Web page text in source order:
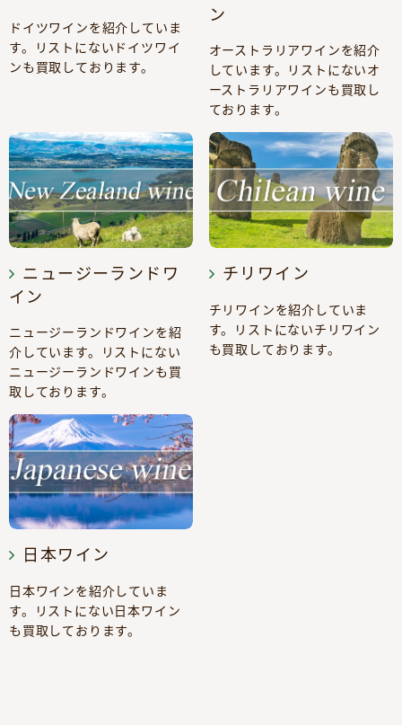
ドイツワインを紹介していま
す。リストにないドイツワイ
ンも買取しております。
ン
オーストラリアワインを紹介
しています。リストにないオ
ーストラリアワインも買取し
ております。
ニュージーランドワ
イン
ニュージーランドワインを紹
介しています。リストにない
ニュージーランドワインも買
取しております。
チリワイン
チリワインを紹介していま
す。リストにないチリワイン
も買取しております。
日本ワイン
日本ワインを紹介していま
す。リストにない日本ワイン
も買取しております。